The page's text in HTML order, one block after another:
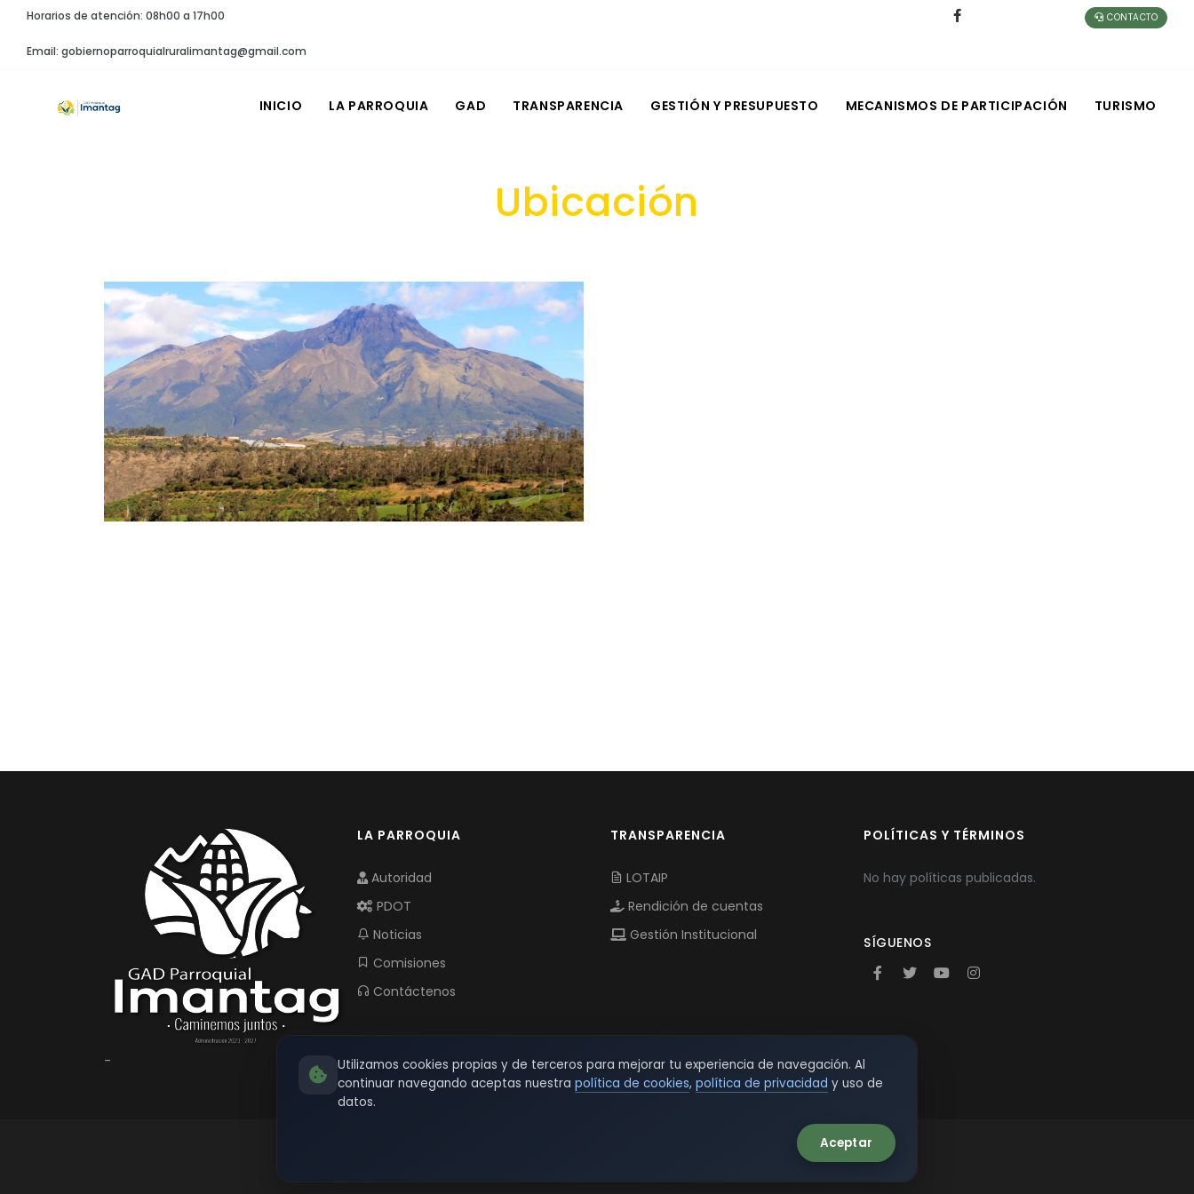
Horarios de atención: 08h00 a 17h00
Email: gobiernoparroquialruralimantag@gmail.com
CONTACTO
INICIO LA PARROQUIA GAD TRANSPARENCIA GESTIÓN Y PRESUPUESTO MECANISMOS DE PARTICIPACIÓN TURISMO
Ubicación
-
LA PARROQUIA
Autoridad
PDOT
Noticias
Comisiones
Contáctenos
TRANSPARENCIA
LOTAIP
Rendición de cuentas
Gestión Institucional
POLÍTICAS Y TÉRMINOS
No hay políticas publicadas.
SÍGUENOS
Utilizamos cookies propias y de terceros para mejorar tu experiencia de navegación. Al
continuar navegando aceptas nuestra política de cookies, política de privacidad y uso de
datos.
Aceptar